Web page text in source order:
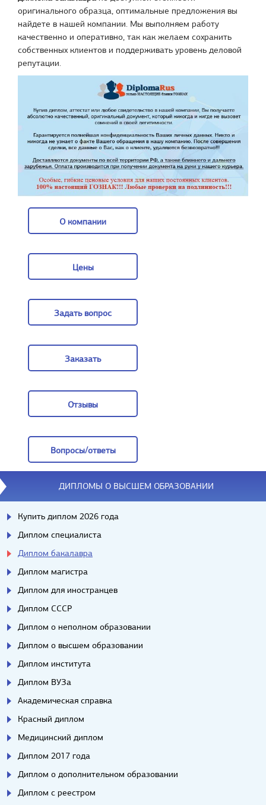
оригинального образца, оптимальные предложения вы
найдете в нашей компании. Мы выполняем работу
качественно и оперативно, так как желаем сохранить
собственных клиентов и поддерживать уровень деловой
репутации.
О компании
Цены
Задать вопрос
Заказать
Отзывы
Вопросы/ответы
Вопросы/ответы
ДИПЛОМЫ О ВЫСШЕМ ОБРАЗОВАНИИ
Купить диплом 2026 года
Диплом специалиста
Диплом бакалавра
Диплом магистра
Диплом для иностранцев
Диплом СССР
Диплом о неполном образовании
Диплом о высшем образовании
Диплом института
Диплом ВУЗа
Академическая справка
Красный диплом
Медицинский диплом
Диплом 2017 года
Диплом о дополнительном образовании
Диплом с реестром